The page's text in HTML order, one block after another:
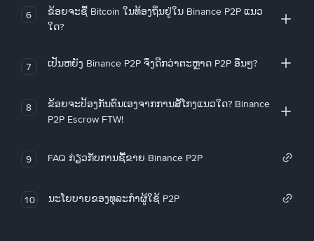
6
ຂ້ອຍຈະຊື້ Bitcoin ໃນທ້ອງຖິ່ນຢູ່ໃນ Binance P2P ແນວ
ໃດ?
7 ເປັນຫຍັງ Binance P2P ຈຶ່ງດີກວ່າຕະຫຼາດ P2P ອື່ນໆ?
8
ຂ້ອຍຈະປ້ອງກັນຕົນເອງຈາກການສໍ້ໂກງແນວໃດ? Binance
P2P Escrow FTW!
9 FAQ ກ່ຽວກັບການຊື້ຂາຍ Binance P2P
10 ນະໂຍບາຍຂອງທຸລະກໍາຜູ້ໃຊ້ P2P